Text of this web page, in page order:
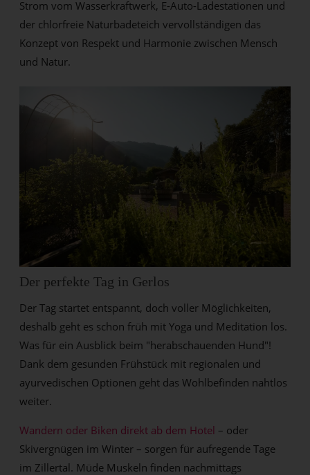
Strom vom Wasserkraftwerk, E-Auto-Ladestationen und
der chlorfreie Naturbadeteich vervollständigen das
Konzept von Respekt und Harmonie zwischen Mensch
und Natur.
Der perfekte Tag in Gerlos
Der Tag startet entspannt, doch voller Möglichkeiten,
deshalb geht es schon früh mit Yoga und Meditation los.
Was für ein Ausblick beim "herabschauenden Hund"!
Dank dem gesunden Frühstück mit regionalen und
ayurvedischen Optionen geht das Wohlbefinden nahtlos
weiter.
Wandern oder Biken direkt ab dem Hotel – oder
Skivergnügen im Winter – sorgen für aufregende Tage
im Zillertal. Müde Muskeln finden nachmittags